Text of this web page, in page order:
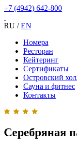
+7 (4942) 642-800
RU /EN
Номера
Ресторан
Кейтеринг
Сертификаты
Островский
Сауна и фитнес
Контакты
Серебряная